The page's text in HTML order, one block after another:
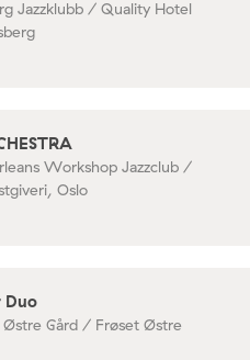
Jazzklubb / Quality Hotel
Workshop Jazzclub /
Oslo
Duo
Østre Gård / Frøset Østre